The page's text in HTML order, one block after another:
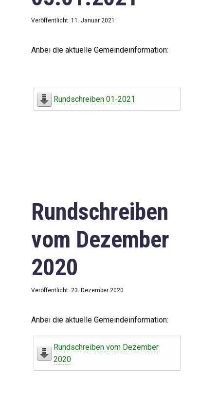
Veröffentlicht: 11. Januar 2021
Anbei die aktuelle Gemeindeinformation:
Rundschreiben 01-2021
Rundschreiben
vom Dezember
2020
Veröffentlicht: 23. Dezember 2020
Anbei die aktuelle Gemeindeinformation:
Rundschreiben vom Dezember
2020